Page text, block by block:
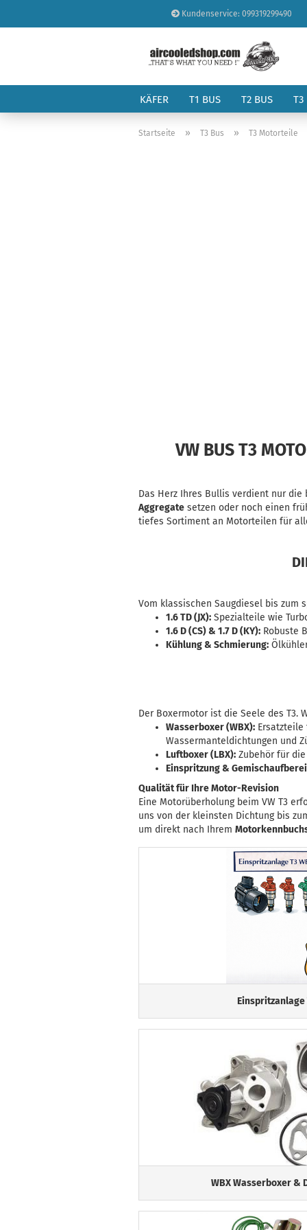
Kundenservice: 099319299490
KÄFER T1 BUS T2 BUS T3
Startseite » T3 Bus » T3 Motorteile
VW BUS T3
Das Herz Ihres Bullis verdient nur die
Aggregate setzen oder noch einen
tiefes Sortiment an Motorteilen für
Vom klassischen Saugdiesel bis zum
1.6 TD (JX): Spezialteile wie
1.6 D (CS) & 1.7 D (KY): Robuste
Kühlung & Schmierung:
Der Boxermotor ist die Seele des T3.
Wasserboxer (WBX): Ersatzteile
Wassermanteldichtungen und
Luftboxer (LBX): Zubehör für
Einspritzung &
Qualität für Ihre Motor-Revision
Eine Motorüberholung beim VW T3
uns von der kleinsten Dichtung bis
um direkt nach Ihrem
Einspritzanlage
WBX Wasserboxer &